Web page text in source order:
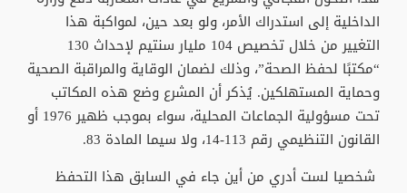
الداخلية إلى استدراك الأمر، ولو بعد حين، لمواكبة هذا
التغيير من خلال تخصيص 104 مليار سنتيم لإحداث 130
“مكتبًا لحفظ الصحة”، وذلك لضمان الوقاية والمراقبة الصحية
وحماية المستهلكين. يُذكر أن المشرع وضع هذه المكاتب
تحت مسؤولية الجماعات المحلية، سواء بموجب ظهير 1976 أو
القانون التنظيمي رقم 113-14، ولا سيما المادة 83.
شخصيا لست أدري من أين جاء في السابق هذا التحفظ